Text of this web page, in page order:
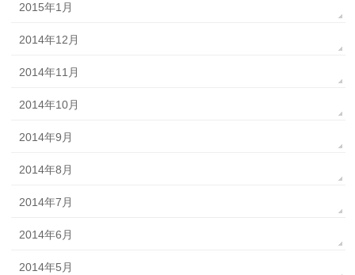
2015年1月
2014年12月
2014年11月
2014年10月
2014年9月
2014年8月
2014年7月
2014年6月
2014年5月